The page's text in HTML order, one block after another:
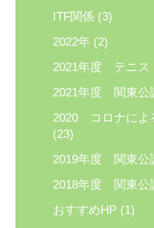
ITF関係 (3)
2022年(2)
2021年度 テニス
2021年度 関東公
2020 コロナによ
(23)
2019年度 関東公
2018年度 関東公
おすすめHP(1)